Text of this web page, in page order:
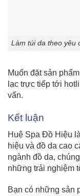
Làm túi da theo yêu
Muốn đặt sản
lạc trực tiếp tới
vấn.
Kết luận
Huệ Spa Đồ Hiệu
hiệu và đồ da cao
ngành đồ da,
những trải nghiệm
Bạn có những sản